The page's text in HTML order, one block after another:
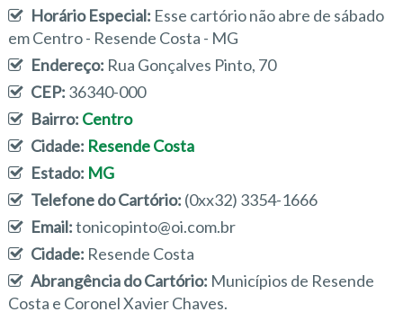
Horário Especial: Esse cartório não abre de sábado
em Centro - Resende Costa - MG
Endereço: Rua Gonçalves Pinto, 70
CEP: 36340-000
Bairro: Centro
Cidade: Resende Costa
Estado: MG
Telefone do Cartório: (0xx32) 3354-1666
Email:tonicopinto@oi.com.br
Cidade: Resende Costa
Abrangência do Cartório: Municípios de Resende
Costa e Coronel Xavier Chaves.